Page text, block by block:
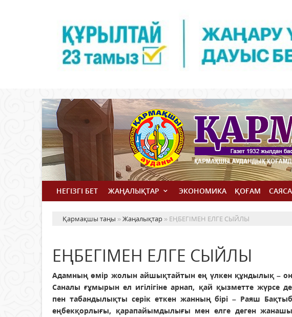
НЕГІЗГІ БЕТ ЖАҢАЛЫҚТАР ЭКОНОМИКА ҚОҒАМ
Қармақшы таңы »Жаңалықтар » ЕҢБЕГІМЕН ЕЛГЕ СЫЙЛЫ
ЕҢБЕГІМЕН ЕЛГЕ СЫЙЛЫ
Адамның өмір жолын айшықтайтын ең үлкен құндылық –
Саналы ғұмырын ел игілігіне арнап, қай қызметте жүрсе
пен табандылықты серік еткен жанның бірі – Раяш
еңбекқорлығы, қарапайымдылығы мен елге деген